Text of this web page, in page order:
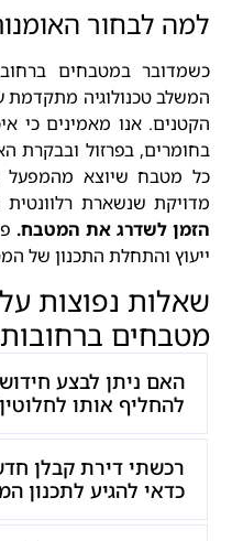
למה לבחור
כשמדובר במטבחים
המשלב טכנולוגיה מתקדמת
הקטנים. אנו מאמינים כי
בחומרים, בפרזול ובבקרת
כל מטבח שיוצא מהמפעל
מדויקת שנשארת רלוונטית
הזמן לשדרג את המטבח.
ייעוץ והתחלת התכנון של
שאלות נפוצות על
מטבחים ברחובות
האם ניתן לבצע
להחליף אותו
רכשתי דירת קבלן
כדאי להגיע לתכנון